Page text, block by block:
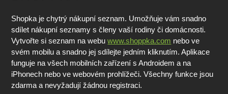
Shopka je chytrý nákupní seznam. Umožňuje vám snadno
sdílet nákupní seznamy s členy vaší rodiny či domácnosti.
Vytvořte si seznam na webuwww.shoppka.com nebo ve
svém mobilu a snadno jej sdílejte jedním kliknutím. Aplikace
funguje na všech mobilních zařízení s Androidem a na
iPhonech nebo ve webovém prohlížeči. Všechny funkce jsou
zdarma a nevyžadují žádnou registraci.